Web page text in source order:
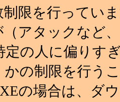
制限を行ってい
（アタックなど
定の人に偏りす
かの制限を行う
の場合は、ダ